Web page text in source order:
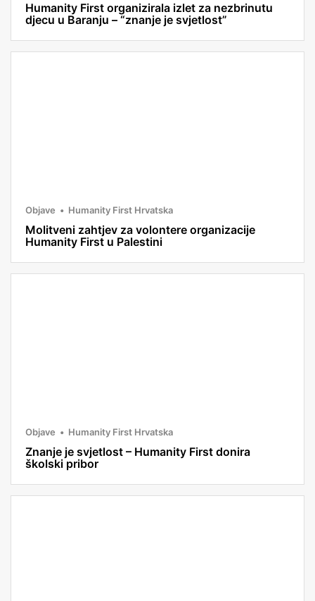
Humanity First organizirala izlet za nezbrinutu
djecu u Baranju – “znanje je svjetlost”
Objave Humanity First Hrvatska
Molitveni zahtjev za volontere organizacije
Humanity First u Palestini
Objave Humanity First Hrvatska
Znanje je svjetlost – Humanity First donira
školski pribor